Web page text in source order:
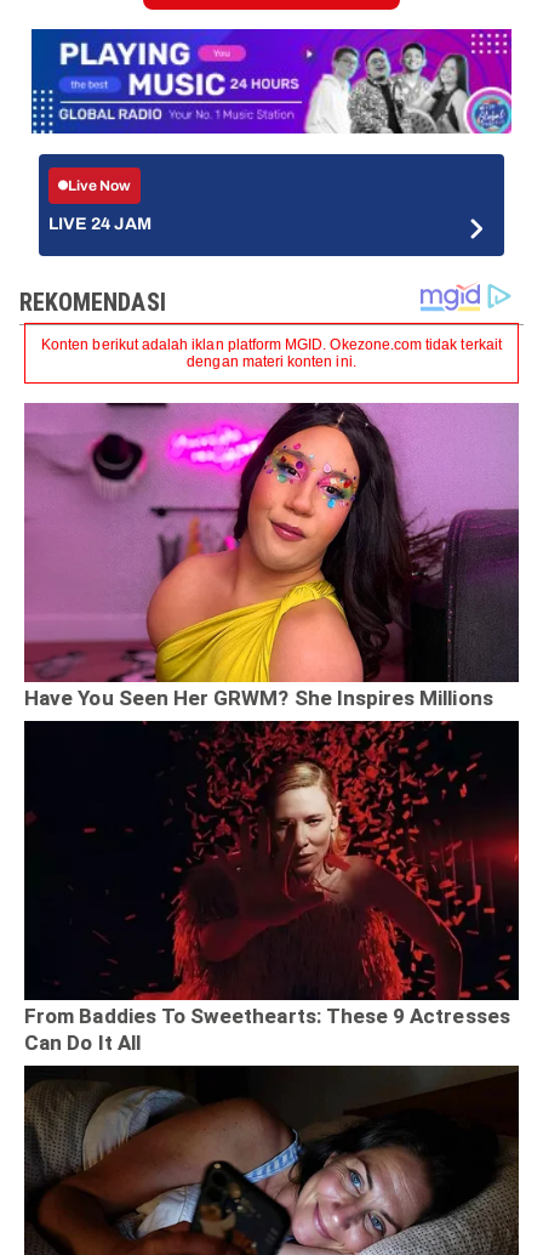
Live Now
LIVE 24 JAM